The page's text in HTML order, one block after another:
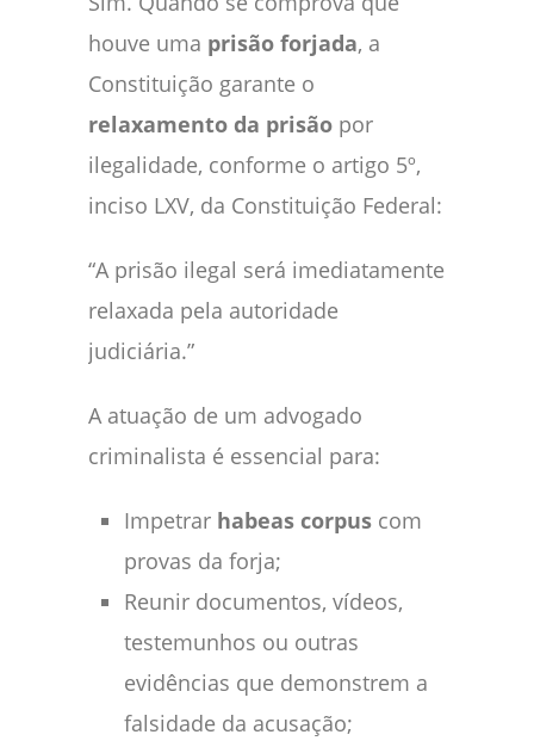
houve uma prisão forjada, a
Constituição garante o
relaxamento da prisão por
ilegalidade, conforme o artigo 5º,
inciso LXV, da Constituição Federal:
“A prisão ilegal será imediatamente
relaxada pela autoridade
judiciária.”
A atuação de um advogado
criminalista é essencial para:
Impetrar habeas corpus com
provas da forja;
Reunir documentos, vídeos,
testemunhos ou outras
evidências que demonstrem a
falsidade da acusação;